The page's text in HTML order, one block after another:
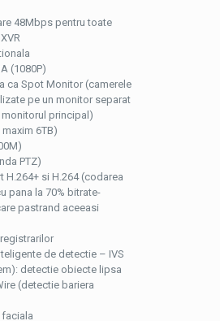
48Mbps pentru toate
(1080P)
ca Spot Monitor (camerele
pe un monitor separat
principal)
6TB)
PTZ)
H.264+ si H.264 (codarea
pana la 70% bitrate-
pastrand aceeasi
de detectie – IVS
detectie obiecte lipsa
(detectie bariera